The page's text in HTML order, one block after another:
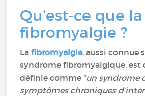
Qu’est-ce que la
fibromyalgie ?
La fibromyalgie, aussi connue
syndrome fibromyalgique,
définie comme “un syndrome
symptômes chroniques